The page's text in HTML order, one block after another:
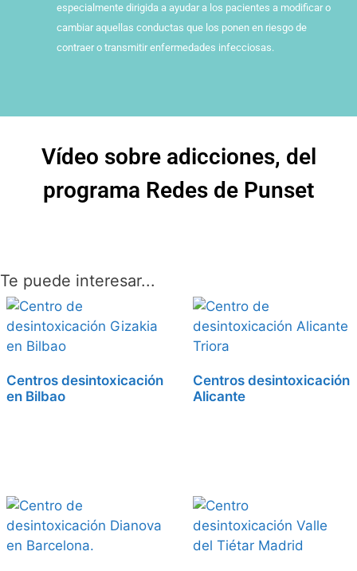
especialmente dirigida a ayudar a los pacientes a modificar o
cambiar aquellas conductas que los ponen en riesgo de
contraer o transmitir enfermedades infecciosas.
Vídeo sobre adicciones, del
programa Redes de Punset
Te puede interesar...
Centros desintoxicación
en Bilbao
Centros desintoxicación
Alicante